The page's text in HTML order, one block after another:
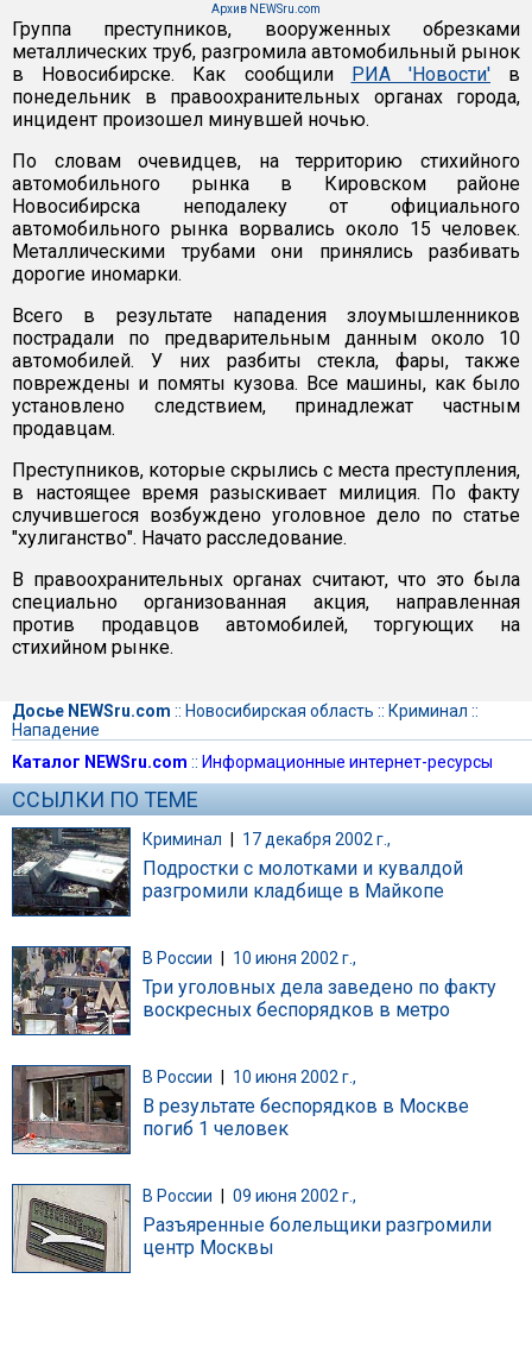
Архив NEWSru.com
Группа преступников, вооруженных обрезками
металлических труб, разгромила автомобильный рынок
в Новосибирске. Как сообщили РИА 'Новости'в
понедельник в правоохранительных органах города,
инцидент произошел минувшей ночью.
По словам очевидцев, на территорию стихийного
автомобильного рынка в Кировском районе
Новосибирска неподалеку от официального
автомобильного рынка ворвались около 15 человек.
Металлическими трубами они принялись разбивать
дорогие иномарки.
Всего в результате нападения злоумышленников
пострадали по предварительным данным около 10
автомобилей. У них разбиты стекла, фары, также
повреждены и помяты кузова. Все машины, как было
установлено следствием, принадлежат частным
продавцам.
Преступников, которые скрылись с места преступления,
в настоящее время разыскивает милиция. По факту
случившегося возбуждено уголовное дело по статье
"хулиганство". Начато расследование.
В правоохранительных органах считают, что это была
специально организованная акция, направленная
против продавцов автомобилей, торгующих на
стихийном рынке.
Досье NEWSru.com :: Новосибирская область :: Криминал ::
Нападение
Каталог NEWSru.com :: Информационные интернет-ресурсы
ССЫЛКИ ПО ТЕМЕ
Криминал | 17 декабря 2002 г.,
Подростки с молотками и кувалдой
разгромили кладбище в Майкопе
В России 10 июня 2002 г.,
Три уголовных дела заведено по факту
воскресных беспорядков в метро
В России 10 июня 2002 г.,
В результате беспорядков в Москве
погиб 1 человек
В России 09 июня 2002 г.,
Разъяренные болельщики разгромили
центр Москвы